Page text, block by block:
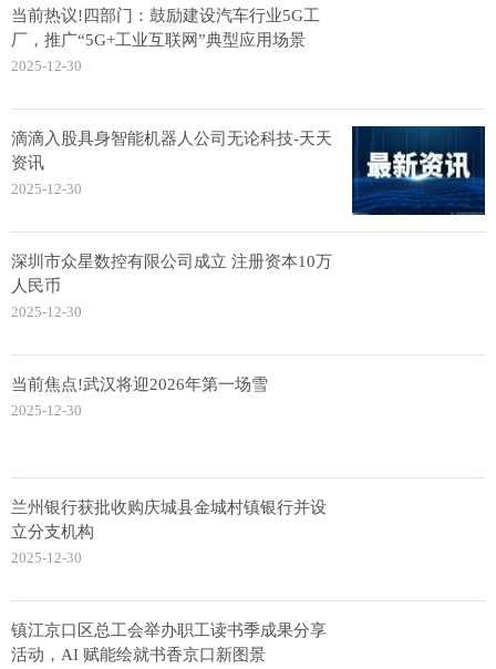
当前热议!四部门：鼓励建设汽车行业5G工
厂，推广“5G+工业互联网”典型应用场景
2025-12-30
滴滴入股具身智能机器人公司无论科技-天天
资讯
2025-12-30
深圳市众星数控有限公司成立 注册资本10万
人民币
2025-12-30
当前焦点!武汉将迎2026年第一场雪
2025-12-30
兰州银行获批收购庆城县金城村镇银行并设
立分支机构
2025-12-30
镇江京口区总工会举办职工读书季成果分享
活动，AI 赋能绘就书香京口新图景